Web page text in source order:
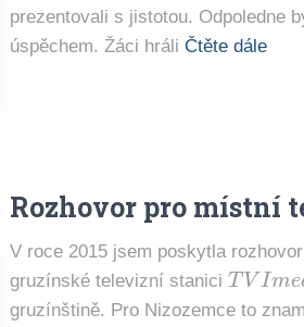
prezentovali s jistotou. Odpoledne
úspěchem. Žáci hráli Čtěte dále
Rozhovor pro místní
V roce 2015 jsem poskytla
gruzínské televizní stanici
TVIm
gruzínštině. Pro Nizozemce to